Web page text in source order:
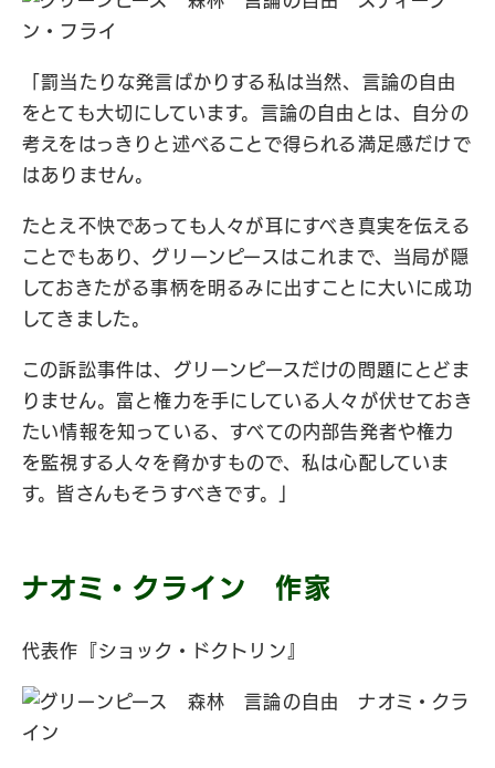
「罰当たりな発言ばかりする私は当然、言論の自由
をとても大切にしています。言論の自由とは、自分の
考えをはっきりと述べることで得られる満足感だけで
はありません。
たとえ不快であっても人々が耳にすべき真実を伝える
ことでもあり、グリーンピースはこれまで、当局が隠
しておきたがる事柄を明るみに出すことに大いに成功
してきました。
この訴訟事件は、グリーンピースだけの問題にとどま
りません。富と権力を手にしている人々が伏せておき
たい情報を知っている、すべての内部告発者や権力
を監視する人々を脅かすもので、私は心配していま
す。皆さんもそうすべきです。」
ナオミ・クライン 作家
代表作『ショック・ドクトリン』